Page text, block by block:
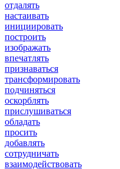
отдалять
настаивать
инициировать
построить
изображать
впечатлять
признаваться
трансформировать
подчиняться
оскорблять
прислушиваться
обладать
просить
добавлять
сотрудничать
взаимодействовать